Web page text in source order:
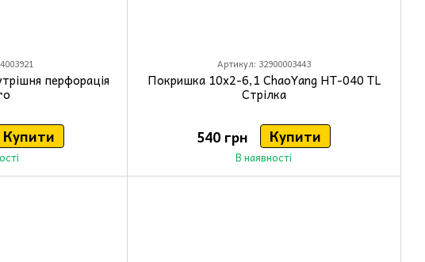
перфорація
Купити
Артикул: 32900003443
Покришка 10x2-6,1 ChaoYang HT-040 TL
Стрілка
540 грн Купити
В наявності